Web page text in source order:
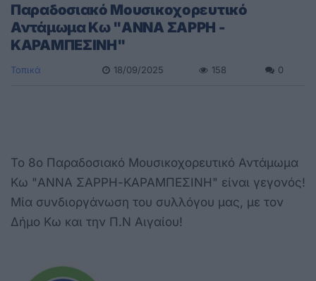
Παραδοσιακό Μουσικοχορευτικό
Αντάμωμα Κω "ΑΝΝΑ ΣΑΡΡΗ -
ΚΑΡΑΜΠΕΣΙΝΗ"
Τοπικά 18/09/2025 158 0
Το 8ο Παραδοσιακό Μουσικοχορευτικό Αντάμωμα
Κω "ΑΝΝΑ ΣΑΡΡΗ-ΚΑΡΑΜΠΕΣΙΝΗ" είναι γεγονός!
Μία συνδιοργάνωση του συλλόγου μας, με τον
Δήμο Κω και την Π.Ν Αιγαίου!